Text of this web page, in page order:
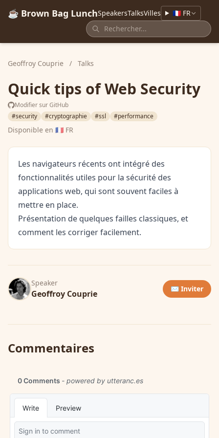
☕ Brown Bag LunchSpeakersTalksVilles 🇫🇷 FR
Geoffroy Couprie / Talks
Quick tips of Web Security
Modifier sur GitHub
#security
#cryptographie #ssl #performance
Disponible en 🇫🇷 FR
Les navigateurs récents ont intégré des
fonctionnalités utiles pour la sécurité des
applications web, qui sont souvent faciles à
mettre en place.
Présentation de quelques failles classiques, et
comment les corriger facilement.
Speaker
Geoffroy Couprie ✉️ Inviter
Commentaires